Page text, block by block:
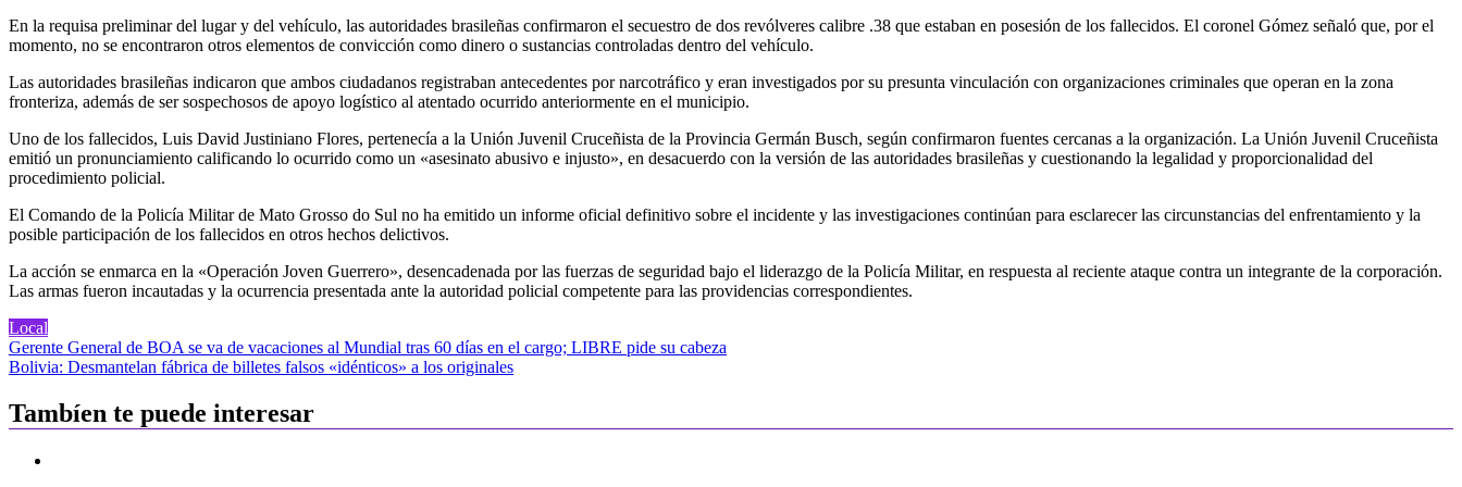
En la requisa preliminar del lugar y del vehículo, las autoridades brasileñas confirmaron el secuestro de dos revólveres calibre .38 que estaban en posesión de los fallecidos. El coronel Gómez señaló que, por el
momento, no se encontraron otros elementos de convicción como dinero o sustancias controladas dentro del vehículo.
Las autoridades brasileñas indicaron que ambos ciudadanos registraban antecedentes por narcotráfico y eran investigados por su presunta vinculación con organizaciones criminales que operan en la zona
fronteriza, además de ser sospechosos de apoyo logístico al atentado ocurrido anteriormente en el municipio.
Uno de los fallecidos, Luis David Justiniano Flores, pertenecía a la Unión Juvenil Cruceñista de la Provincia Germán Busch, según confirmaron fuentes cercanas a la organización. La Unión Juvenil Cruceñista
emitió un pronunciamiento calificando lo ocurrido como un «asesinato abusivo e injusto», en desacuerdo con la versión de las autoridades brasileñas y cuestionando la legalidad y proporcionalidad del
procedimiento policial.
El Comando de la Policía Militar de Mato Grosso do Sul no ha emitido un informe oficial definitivo sobre el incidente y las investigaciones continúan para esclarecer las circunstancias del enfrentamiento y la
posible participación de los fallecidos en otros hechos delictivos.
La acción se enmarca en la «Operación Joven Guerrero», desencadenada por las fuerzas de seguridad bajo el liderazgo de la Policía Militar, en respuesta al reciente ataque contra un integrante de la corporación.
Las armas fueron incautadas y la ocurrencia presentada ante la autoridad policial competente para las providencias correspondientes.
Local
Navegación
de
entradas
Gerente General de BOA se va de vacaciones al Mundial tras 60 días en el cargo; LIBRE pide su cabeza
Bolivia: Desmantelan fábrica de billetes falsos «idénticos» a los originales
Tambíen te puede interesar